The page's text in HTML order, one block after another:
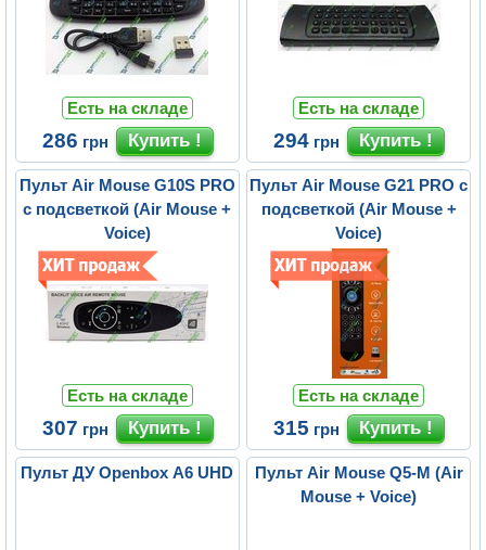
Есть на складе
286 грн
Есть на складе
294 грн
Пульт Air Mouse G10S PRO
с подсветкой (Air Mouse +
Voice)
Есть на складе
307 грн
Пульт Air Mouse G21 PRO с
подсветкой (Air Mouse +
Voice)
Есть на складе
315 грн
Пульт ДУ Openbox A6 UHD
Пульт Air Mouse Q5-M (Air
Mouse + Voice)